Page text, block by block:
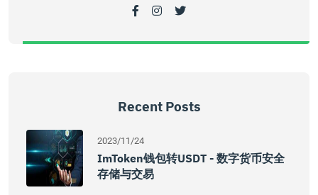
Recent Posts
2023/11/24
ImToken钱包转USDT - 数字货币安全
存储与交易